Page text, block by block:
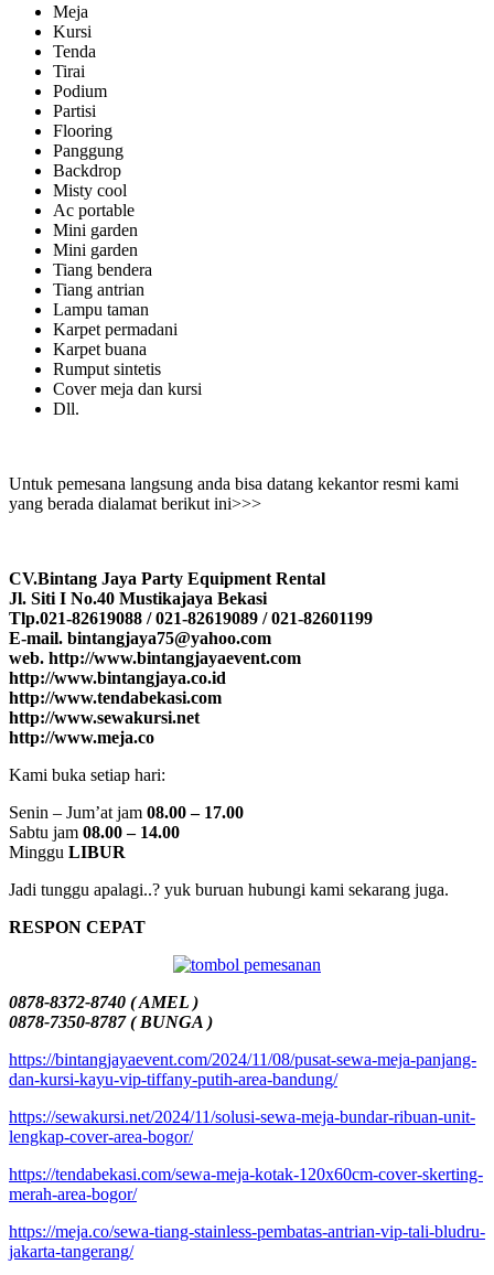
Meja
Kursi
Tenda
Tirai
Podium
Partisi
Flooring
Panggung
Backdrop
Misty cool
Ac portable
Mini garden
Mini garden
Tiang bendera
Tiang antrian
Lampu taman
Karpet permadani
Karpet buana
Rumput sintetis
Cover meja dan kursi
Dll.
Untuk pemesana langsung anda bisa datang kekantor resmi kami
yang berada dialamat berikut ini>>>
CV.Bintang Jaya Party Equipment Rental
Jl. Siti I No.40 Mustikajaya Bekasi
Tlp.021-82619088 / 021-82619089 / 021-82601199
E-mail. bintangjaya75@yahoo.com
web. http://www.bintangjayaevent.com
http://www.bintangjaya.co.id
http://www.tendabekasi.com
http://www.sewakursi.net
http://www.meja.co
Kami buka setiap hari:
Senin – Jum’at jam 08.00 – 17.00
Sabtu jam 08.00 – 14.00
Minggu LIBUR
Jadi tunggu apalagi..? yuk buruan hubungi kami sekarang juga.
RESPON CEPAT
0878-8372-8740 ( AMEL )
0878-7350-8787 ( BUNGA )
https://bintangjayaevent.com/2024/11/08/pusat-sewa-meja-panjang-
dan-kursi-kayu-vip-tiffany-putih-area-bandung/
https://sewakursi.net/2024/11/solusi-sewa-meja-bundar-ribuan-unit-
lengkap-cover-area-bogor/
https://tendabekasi.com/sewa-meja-kotak-120x60cm-cover-skerting-
merah-area-bogor/
https://meja.co/sewa-tiang-stainless-pembatas-antrian-vip-tali-bludru-
jakarta-tangerang/